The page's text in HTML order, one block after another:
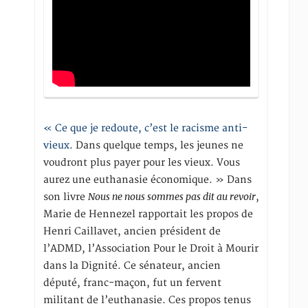
« Ce que je redoute, c’est le racisme anti-
vieux. Dans quelque temps, les jeunes ne
voudront plus payer pour les vieux. Vous
aurez une euthanasie économique. » Dans
son livreNous ne nous sommes pas dit au revoir,
Marie de Hennezel rapportait les propos de
Henri Caillavet, ancien président de
l’ADMD, l’Association Pour le Droit à Mourir
dans la Dignité. Ce sénateur, ancien
député, franc-maçon, fut un fervent
militant de l’euthanasie. Ces propos tenus